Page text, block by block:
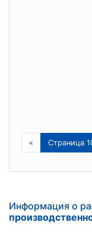
« Страница
Информация о